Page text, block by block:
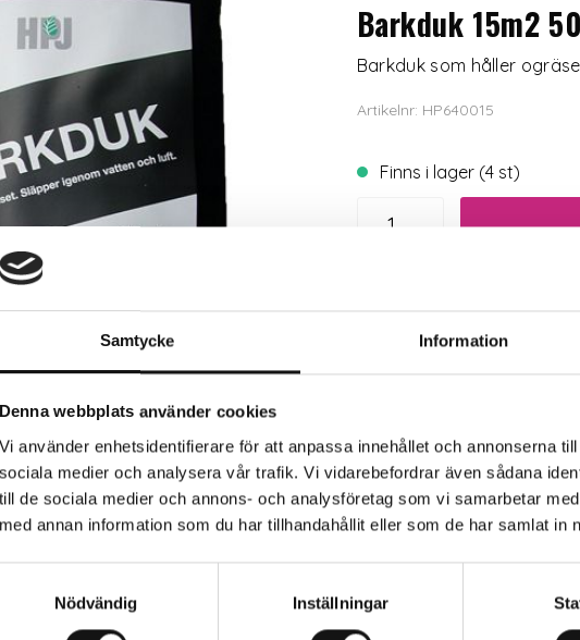
Samtycke Information
Denna webbplats använder cookies
Vi använder enhetsidentifierare för att anpassa innehållet och annonserna
sociala medier och analysera vår trafik. Vi vidarebefordrar även sådana
till de sociala medier och annons- och analysföretag som vi samarbetar
med annan information som du har tillhandahållit eller som de har samlat in
Nödvändig
Inställningar
Barkduk 15m2
Barkduk som håller
Artikelnr: HP640015
Finns i lager (4 st)
Passar bra i rabatter och andra planteringsytor. Smidig och
kan andas och behålla värme och fuktighet.